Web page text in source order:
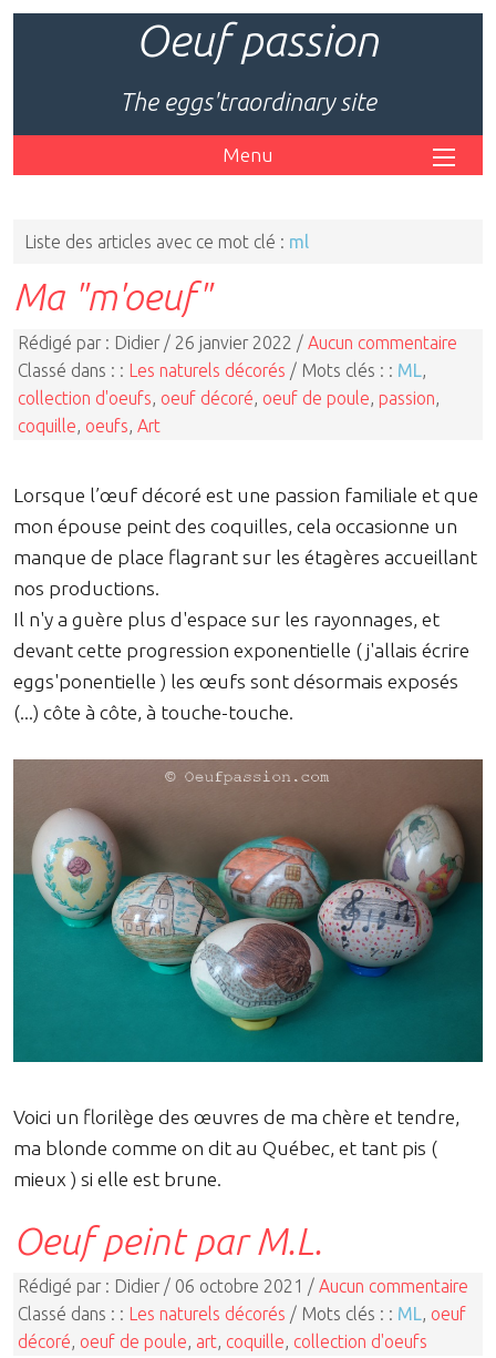
Oeuf passion
The eggs'traordinary site
Menu
Liste des articles avec ce mot clé : ml
Ma "m'oeuf"
Rédigé par : Didier / 26 janvier 2022 / Aucun commentaire
Classé dans : : Les naturels décorés / Mots clés : : ML
collection d'oeufs oeuf décoré oeuf de poule passion
coquille oeufs Art
Lorsque l’œuf décoré est une passion familiale et que
mon épouse peint des coquilles, cela occasionne un
manque de place flagrant sur les étagères accueillant
nos productions.
Il n'y a guère plus d'espace sur les rayonnages, et
devant cette progression exponentielle ( j'allais écrire
eggs'ponentielle ) les œufs sont désormais exposés
(...) côte à côte, à touche-touche.
Voici un florilège des œuvres de ma chère et tendre,
ma blonde comme on dit au Québec, et tant pis (
mieux ) si elle est brune.
Oeuf peint par M.L.
Rédigé par : Didier / 06 octobre 2021 / Aucun commentaire
Classé dans : : Les naturels décorés / Mots clés : : ML, oeuf
décoré, oeuf de poule, art, coquille, collection d'oeufs